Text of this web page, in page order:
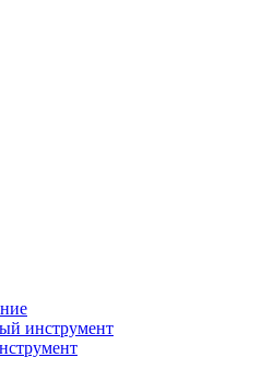
инструмент